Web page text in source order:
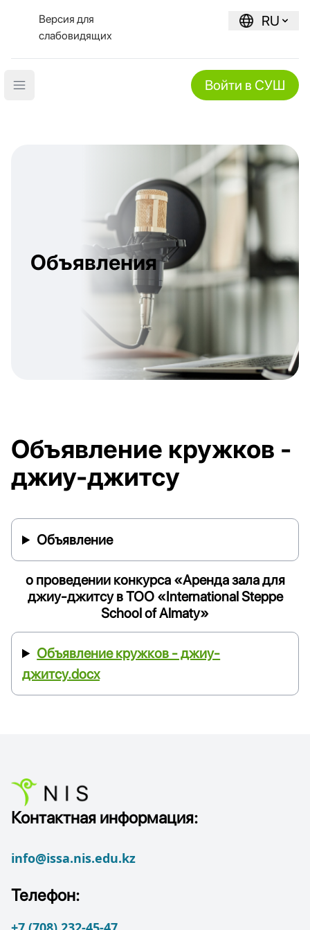
Версия для
слабовидящих
RU
Open main menu Войти в СУШ
Объявления
Объявление кружков -
джиу-джитсу
Объявление
о проведении конкурса «Аренда зала для
джиу-джитсув ТОО «InternationalSteppe
SchoolofAlmaty»
Объявление кружков - джиу-
джитсу.docx
Контактная информация:
info@issa.nis.edu.kz
Телефон: